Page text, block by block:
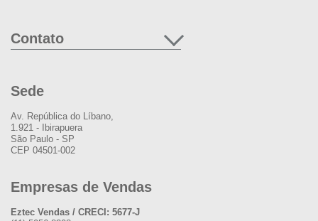
Contato
Sede
Av. República do Líbano,
1.921 - Ibirapuera
São Paulo - SP
CEP 04501-002
Empresas de Vendas
Eztec Vendas / CRECI: 5677-J